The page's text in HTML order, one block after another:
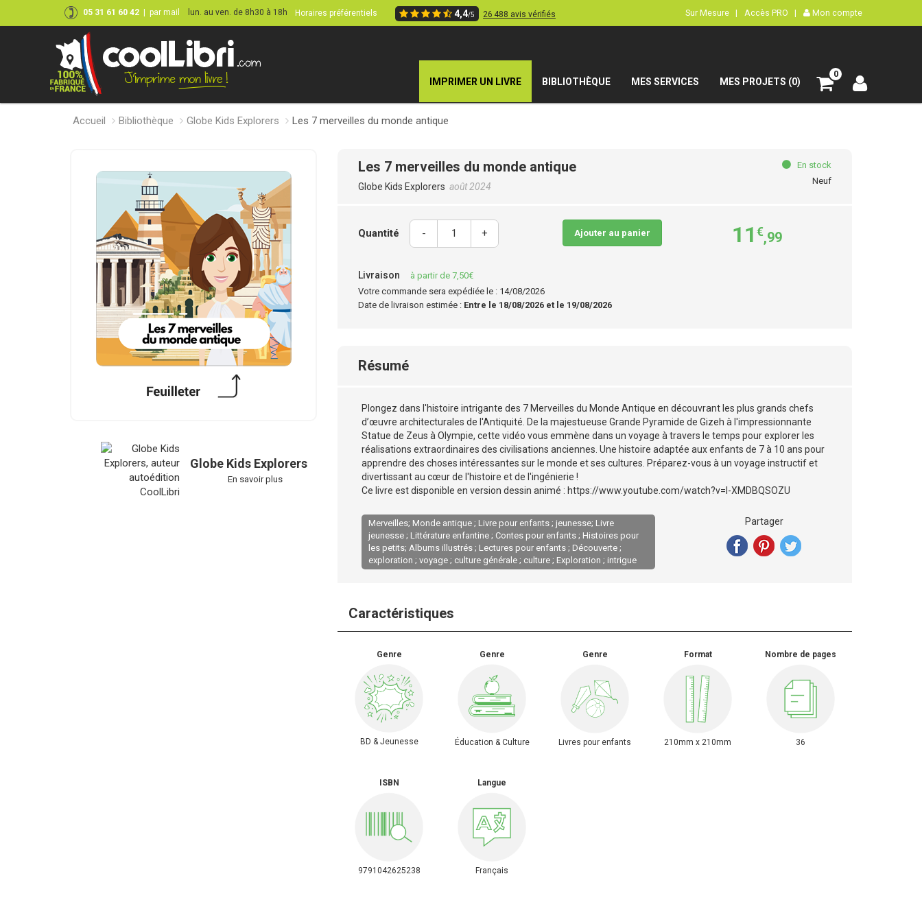
05 31 61 60 42 par mail lun. au ven. de 8h30 à 18h Horaires préférentiels 4,4/5 26 488 avis vérifiés Sur Mesure | Accès PRO | Mon compte
IMPRIMER UN LIVRE BIBLIOTHÈQUE MES SERVICES MES PROJETS (0)
0
Accueil Bibliothèque Globe Kids Explorers Les 7 merveilles du monde antique
Globe Kids Explorers
En savoir plus
Les 7 merveilles du monde antique
Globe Kids Explorers août 2024
En stock
Neuf
Quantité - + Ajouter au panier 11 €,99
Livraison
à partir de 7,50€
Votre commande sera expédiée le : 14/08/2026
Date de livraison estimée : Entre le 18/08/2026 et le 19/08/2026
Résumé
Plongez dans l'histoire intrigante des 7 Merveilles du Monde Antique en découvrant les plus grands chefs
d’œuvre architecturales de l'Antiquité. De la majestueuse Grande Pyramide de Gizeh à l'impressionnante
Statue de Zeus à Olympie, cette vidéo vous emmène dans un voyage à travers le temps pour explorer les
réalisations extraordinaires des civilisations anciennes. Une histoire adaptée aux enfants de 7 à 10 ans pour
apprendre des choses intéressantes sur le monde et ses cultures. Préparez-vous à un voyage instructif et
divertissant au cœur de l'histoire et de l'ingénierie !
Ce livre est disponible en version dessin animé : https://www.youtube.com/watch?v=I-XMDBQSOZU
Merveilles; Monde antique ; Livre pour enfants ; jeunesse; Livre
jeunesse ; Littérature enfantine ; Contes pour enfants ; Histoires pour
les petits; Albums illustrés ; Lectures pour enfants ; Découverte ;
exploration ; voyage ; culture générale ; culture ; Exploration ; intrigue
Partager
Caractéristiques
Genre
BD & Jeunesse
Genre
Éducation & Culture
Genre
Livres pour enfants
Format
210mm x 210mm
Nombre de pages
36
ISBN
9791042625238
Langue
Français